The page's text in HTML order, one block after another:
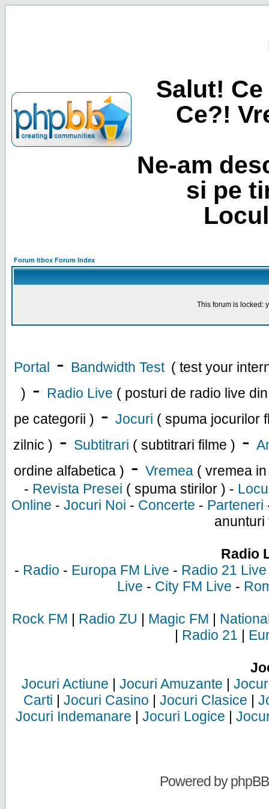
Salut!
Ce?!
Ne-am
si pe
Forum Itbox Forum Index
This forum is locked:
Portal - Bandwidth Test ( test your
) - Radio Live ( posturi de radio live
pe categorii ) - Jocuri ( spuma jocurilor
zilnic ) - Subtitrari ( subtitrari filme ) -
ordine alfabetica ) - Vremea ( vremea
- Revista Presei ( spuma stirilor ) -
Online - Jocuri Noi - Concerte - Parteneri
anunturi
Radio
- Radio - Europa FM Live - Radio 21 Live
Live - City FM Live -
Rock FM | Radio ZU | Magic FM |
| Radio 21 |
Jocuri Actiune | Jocuri Amuzante |
Carti | Jocuri Casino | Jocuri Clasice |
Jocuri Indemanare | Jocuri Logice |
Powered byphpBB